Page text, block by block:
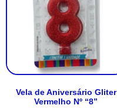
Vela de Aniversário Gliter
Vermelho Nº “8”